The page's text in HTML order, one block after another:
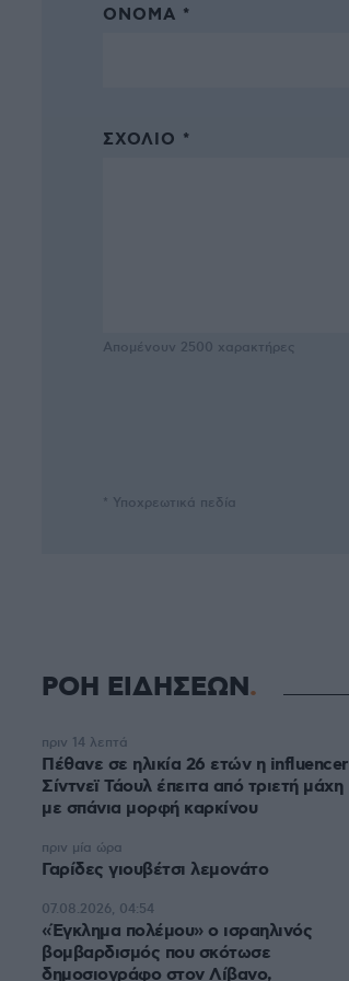
ΌΝΟΜΑ *
ΣΧΌΛΙΟ *
Απομένουν 2500 χαρακτήρες
* Υποχρεωτικά πεδία
ΡΟΗ ΕΙΔΗΣΕΩΝ
Πέθανε σε ηλικία 26 ετών η influencer
Σίντνεϊ Τάουλ έπειτα από τριετή μάχη
με σπάνια μορφή καρκίνου
πριν 14 λεπτά
Γαρίδες γιουβέτσι λεμονάτο
πριν μία ώρα
«Έγκλημα πολέμου» ο ισραηλινός
βομβαρδισμός που σκότωσε
δημοσιογράφο στον Λίβανο,
07.08.2026, 04:54